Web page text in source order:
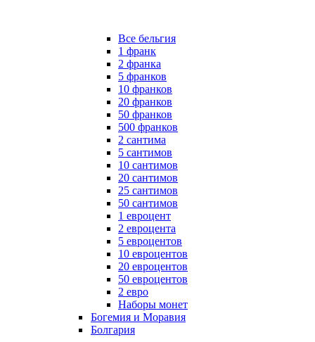
Все бельгия
1 франк
2 франка
5 франков
10 франков
20 франков
50 франков
500 франков
2 сантима
5 сантимов
10 сантимов
20 сантимов
25 сантимов
50 сантимов
1 евроцент
2 евроцента
5 евроцентов
10 евроцентов
20 евроцентов
50 евроцентов
2 евро
Наборы монет
Богемия и Моравия
Болгария